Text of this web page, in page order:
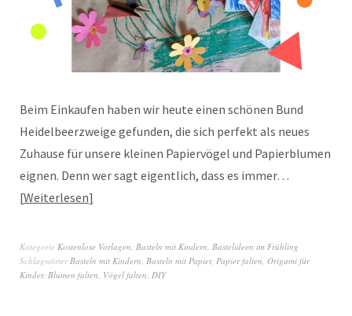
Beim Einkaufen haben wir heute einen schönen Bund
Heidelbeerzweige gefunden, die sich perfekt als neues
Zuhause für unsere kleinen Papiervögel und Papierblumen
eignen. Denn wer sagt eigentlich, dass es immer…
Weiterlesen
Kategorie Kostenlose Vorlagen Basteln mit Kindern Bastelideen im Frühling
Schlagwörter Basteln mit Kindern Basteln mit Papier, Papier falten Origami für
Kinder, Blumen falten Vögel falten DIY